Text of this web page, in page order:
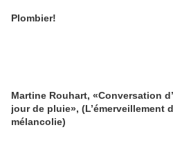
Plombier!
Martine Rouhart, «Conversation
jour de pluie», (L’émerveillement
mélancolie)